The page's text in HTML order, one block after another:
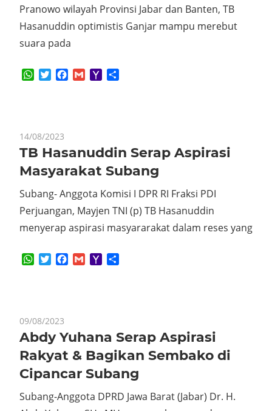
Pranowo wilayah Provinsi Jabar dan Banten, TB
Hasanuddin optimistis Ganjar mampu merebut
suara pada
WhatsApp
TwitterFacebook
GmailYahoo
14/08/2023
TB Hasanuddin Serap Aspirasi
Masyarakat Subang
Subang- Anggota Komisi I DPR RI Fraksi PDI
Perjuangan, Mayjen TNI (p) TB Hasanuddin
menyerap aspirasi masyararakat dalam reses yang
WhatsApp
TwitterFacebook
GmailYahoo
09/08/2023
Abdy Yuhana Serap Aspirasi
Rakyat & Bagikan Sembako di
Cipancar Subang
Subang-Anggota DPRD Jawa Barat (Jabar) Dr. H.